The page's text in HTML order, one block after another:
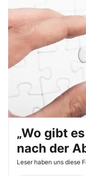
„Wo gibt
nach der
Leser haben uns diese